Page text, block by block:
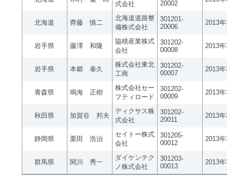
式会社
20002
北海道 齊藤 慎二
北海道道路整
備株式会社
301201-
20006
2013
岩手県 藤澤 和隆
協積産業株式
会社
301202-
00008
2013
岩手県 本郷 泰久
株式会社東北
工商
301202-
00007
2013
青森県 鳴海 正樹
株式会社セー
フティロード
301202-
00009
2013
秋田県 加賀谷 邦夫
ディクサス株
式会社
301202-
20011
2013
静岡県 栗田 浩治
セイトー株式
会社
301205-
00012
2013
群馬県 関川 秀一
ダイケンテク
ノ株式会社
301203-
00013
2013